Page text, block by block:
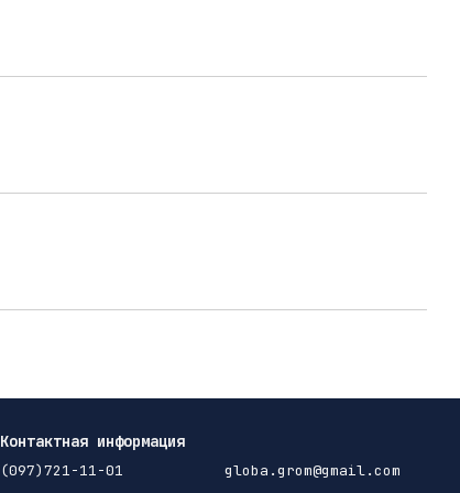
Контактная информация
(097)721-11-01
globa.grom@gmail.com